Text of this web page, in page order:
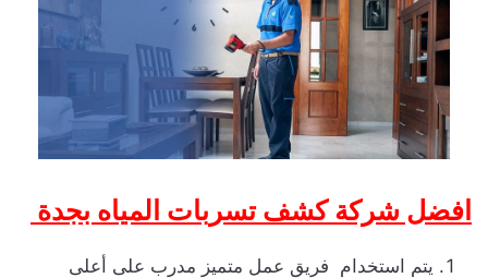
افضل شركة كشف تسربات المياه بجدة
يتم استخدام فريق عمل متميز مدرب على أعلى